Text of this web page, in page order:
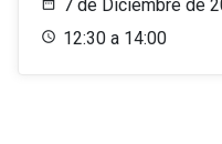
7 de Diciembre de
12:30 a 14:00